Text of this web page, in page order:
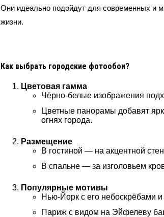
Они идеально подойдут для современных и
жизни.
Как выбрать городские фотообои?
Цветовая гамма
Чёрно-белые изображения
Цветные панорамы добавят
огнях города.
Размещение
В гостиной — на акцентной
В спальне — за изголовьем
Популярные мотивы
Нью-Йорк с его небоскрёбами и
Париж с видом на Эйфелеву